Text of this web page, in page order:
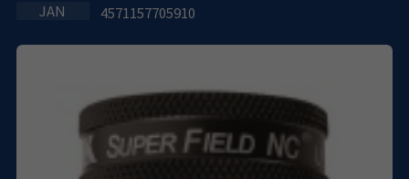
4571157705910